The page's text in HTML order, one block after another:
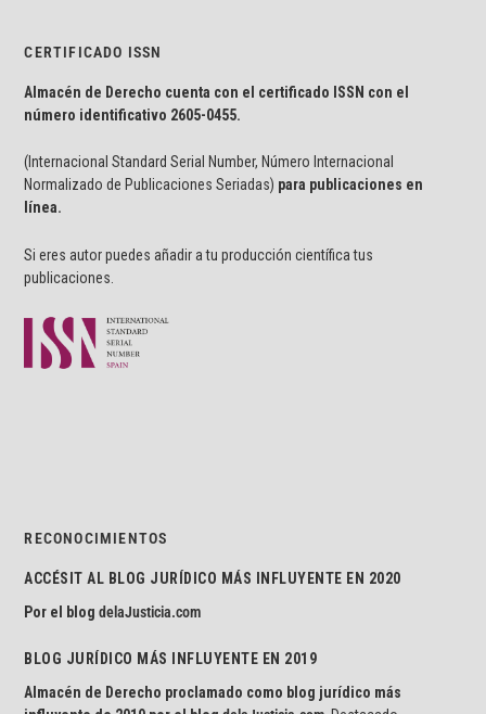
CERTIFICADO ISSN
Almacén de Derecho cuenta con el certificado ISSN con el
número identificativo 2605-0455.
(Internacional Standard Serial Number, Número Internacional
Normalizado de Publicaciones Seriadas) para publicaciones en
línea.
Si eres autor puedes añadir a tu producción científica tus
publicaciones.
RECONOCIMIENTOS
ACCÉSIT AL BLOG JURÍDICO MÁS INFLUYENTE EN 2020
Por el blogdelaJusticia.com
BLOG JURÍDICO MÁS INFLUYENTE EN 2019
Almacén de Derecho proclamado como blog jurídico más